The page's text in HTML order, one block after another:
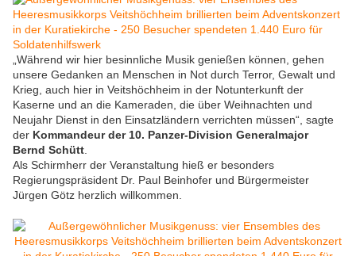
„Während wir hier besinnliche Musik genießen können, gehen
unsere Gedanken an Menschen in Not durch Terror, Gewalt und
Krieg, auch hier in Veitshöchheim in der Notunterkunft der
Kaserne und an die Kameraden, die über Weihnachten und
Neujahr Dienst in den Einsatzländern verrichten müssen“, sagte
der Kommandeur der 10. Panzer-Division Generalmajor
Bernd Schütt
Als Schirmherr der Veranstaltung hieß er besonders
Regierungspräsident Dr. Paul Beinhofer und Bürgermeister
Jürgen Götz herzlich willkommen.